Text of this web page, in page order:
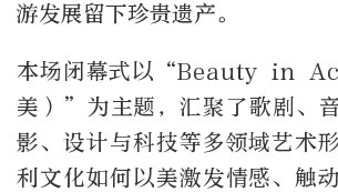
游发展留下珍贵遗产。
本场闭幕式以“Beauty in
美）”为主题，汇聚了歌剧、
影、设计与科技等多领域艺术
利文化如何以美激发情感、触